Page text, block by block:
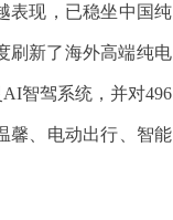
表现，已稳坐中国纯
刷新了海外高端纯电
智驾系统，并对496
馨、电动出行、智能